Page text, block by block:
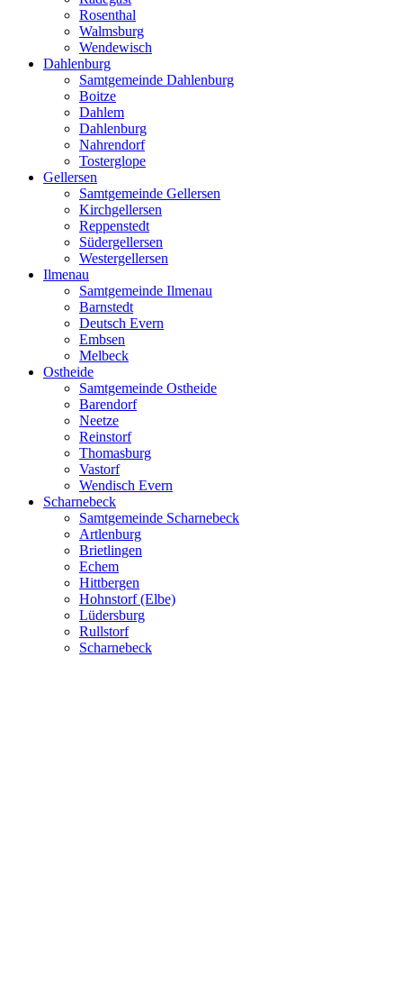
Rosenthal
Walmsburg
Wendewisch
Dahlenburg
Samtgemeinde Dahlenburg
Boitze
Dahlem
Dahlenburg
Nahrendorf
Tosterglope
Gellersen
Samtgemeinde Gellersen
Kirchgellersen
Reppenstedt
Südergellersen
Westergellersen
Ilmenau
Samtgemeinde Ilmenau
Barnstedt
Deutsch Evern
Embsen
Melbeck
Ostheide
Samtgemeinde Ostheide
Barendorf
Neetze
Reinstorf
Thomasburg
Vastorf
Wendisch Evern
Scharnebeck
Samtgemeinde Scharnebeck
Artlenburg
Brietlingen
Echem
Hittbergen
Hohnstorf (Elbe)
Lüdersburg
Rullstorf
Scharnebeck